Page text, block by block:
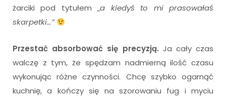
żarciki pod tytułem „a kiedyś to mi prasowałaś
skarpetki…”
Przestać absorbować się precyzją. Ja cały czas
walczę z tym, że spędzam nadmierną ilość czasu
wykonując różne czynności. Chcę szybko ogarnąć
kuchnię, a kończy się na szorowaniu fug i myciu